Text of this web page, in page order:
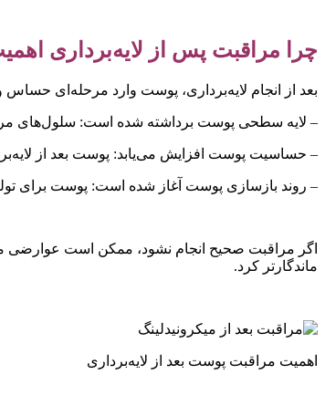
چرا مراقبت پس از لایه‌برداری
بعد از انجام لایه‌برداری، پوست وارد مرحله‌ای
– لایه سطحی پوست برداشته شده است: سلول‌های
– حساسیت پوست افزایش می‌یابد: پوست بعد از
– روند بازسازی پوست آغاز شده است: پوست برای
اگر مراقبت صحیح انجام نشود، ممکن است عوارضی
ماندگارتر کرد.
اهمیت مراقبت پوست بعد از لایه‌برداری